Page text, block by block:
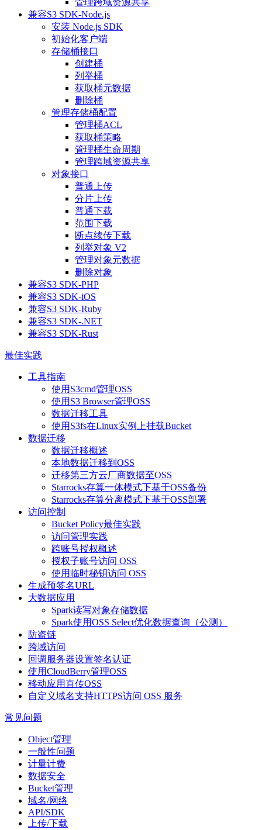
管理跨域资源共享
兼容S3 SDK-Node.js
安装 Node.js SDK
初始化客户端
存储桶接口
创建桶
列举桶
获取桶元数据
删除桶
管理存储桶配置
管理桶ACL
获取桶策略
管理桶生命周期
管理跨域资源共享
对象接口
普通上传
分片上传
普通下载
范围下载
断点续传下载
列举对象 V2
管理对象元数据
删除对象
兼容S3 SDK-PHP
兼容S3 SDK-iOS
兼容S3 SDK-Ruby
兼容S3 SDK-.NET
兼容S3 SDK-Rust
最佳实践
工具指南
使用S3cmd管理OSS
使用S3 Browser管理OSS
数据迁移工具
使用S3fs在Linux实例上挂载Bucket
数据迁移
数据迁移概述
本地数据迁移到OSS
迁移第三方云厂商数据至OSS
Starrocks存算一体模式下基于OSS备份
Starrocks存算分离模式下基于OSS部署
访问控制
Bucket Policy最佳实践
访问管理实践
跨账号授权概述
授权子账号访问 OSS
使用临时秘钥访问 OSS
生成预签名URL
大数据应用
Spark读写对象存储数据
Spark使用OSS Select优化数据查询（公测）
防盗链
跨域访问
回调服务器设置签名认证
使用CloudBerry管理OSS
移动应用直传OSS
自定义域名支持HTTPS访问 OSS 服务
常见问题
Object管理
一般性问题
计量计费
数据安全
Bucket管理
域名/网络
API/SDK
上传/下载